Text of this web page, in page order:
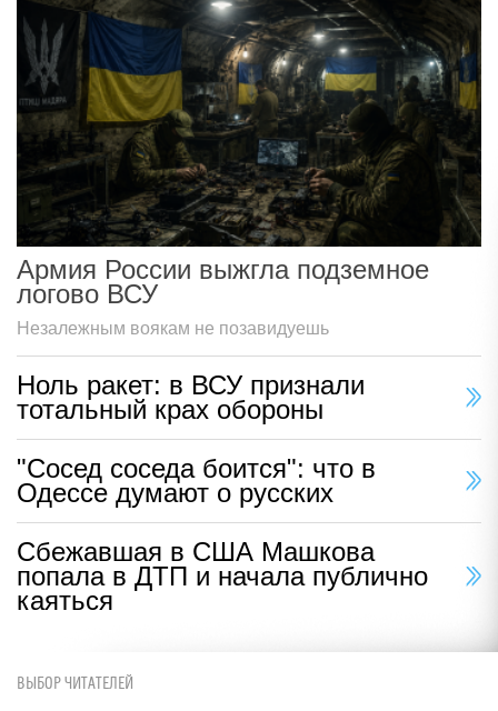
Армия России выжгла подземное
логово ВСУ
Незалежным воякам не позавидуешь
Ноль ракет: в ВСУ признали
тотальный крах обороны
"Сосед соседа боится": что в
Одессе думают о русских
Сбежавшая в США Машкова
попала в ДТП и начала публично
каяться
ВЫБОР ЧИТАТЕЛЕЙ